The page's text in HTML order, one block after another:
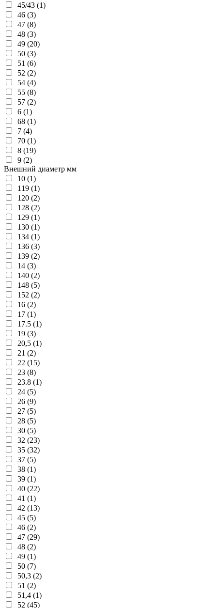
45/43 (1)
46 (3)
47 (8)
48 (3)
49 (20)
50 (3)
51 (6)
52 (2)
54 (4)
55 (8)
57 (2)
6 (1)
68 (1)
7 (4)
70 (1)
8 (19)
9 (2)
Внешний диаметр мм
10 (1)
119 (1)
120 (2)
128 (2)
129 (1)
130 (1)
134 (1)
136 (3)
139 (2)
14 (3)
140 (2)
148 (5)
152 (2)
16 (2)
17 (1)
17.5 (1)
19 (3)
20,5 (1)
21 (2)
22 (15)
23 (8)
23.8 (1)
24 (5)
26 (9)
27 (5)
28 (5)
30 (5)
32 (23)
35 (32)
37 (5)
38 (1)
39 (1)
40 (22)
41 (1)
42 (13)
45 (5)
46 (2)
47 (29)
48 (2)
49 (1)
50 (7)
50,3 (2)
51 (2)
51,4 (1)
52 (45)